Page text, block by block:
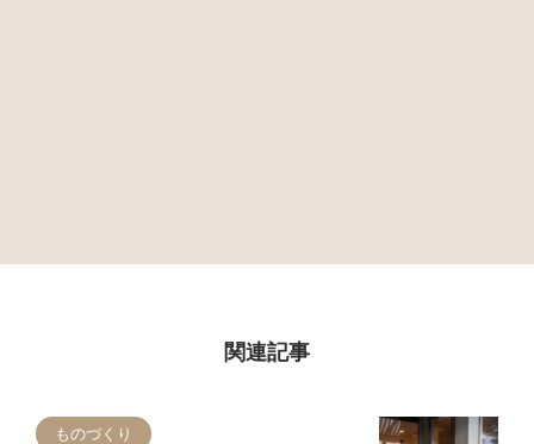
関連記事
ものづくり